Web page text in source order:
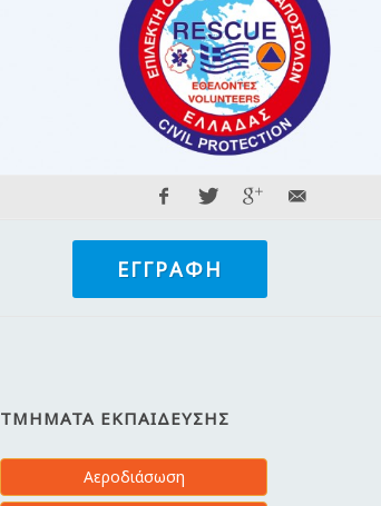
ΕΓΓΡΑΦΉ
ΤΜΉΜΑΤΑ ΕΚΠΑΊΔΕΥΣΗΣ
Αεροδιάσωση